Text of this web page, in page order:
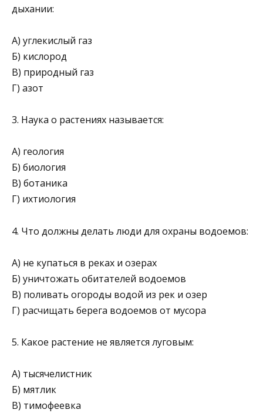
дыхании:
А) углекислый газ
Б) кислород
В) природный газ
Г) азот
3. Наука о растениях называется:
А) геология
Б) биология
В) ботаника
Г) ихтиология
4. Что должны делать люди для охраны водоемов:
А) не купаться в реках и озерах
Б) уничтожать обитателей водоемов
В) поливать огороды водой из рек и озер
Г) расчищать берега водоемов от мусора
5. Какое растение не является луговым:
А) тысячелистник
Б) мятлик
В) тимофеевка